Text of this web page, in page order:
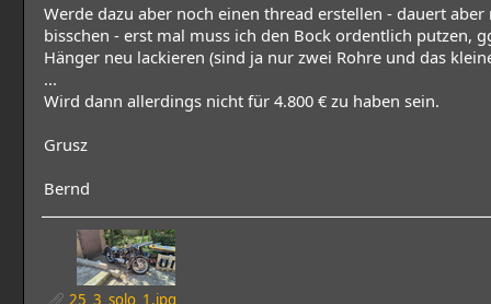
Werde dazu aber noch einen thread erstellen - dauert aber
bisschen - erst mal muss ich den Bock ordentlich putzen,
Hänger neu lackieren (sind ja nur zwei Rohre und das
...
Wird dann allerdings nicht für 4.800 € zu haben sein.
Grusz
Bernd
25_3_solo_1.jpg